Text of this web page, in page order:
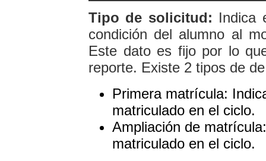
Tipo de solicitud: Indica
condición del alumno al
Este dato es fijo por lo
reporte. Existe 2 tipos de
Primera matrícula:
matriculado en el ciclo.
Ampliación de
matriculado en el ciclo.